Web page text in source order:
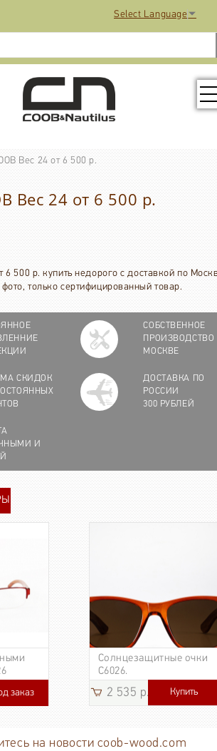
Select Language ▼
Вес 24 от 6 500 р.
Вес 24 от 6 500 р.
6 500 р. купить недорого с доставкой по
только сертифицированный товар.
СОБСТВЕННОЕ
ПРОИЗВОДСТВО
МОСКВЕ
СКИДОК
ДОСТАВКА ПО
РОССИИ
300 РУБЛЕЙ
И
заказ
Солнцезащитные очки
C6026.
2 535 р. 3 185
Купить
на новости coob-wood.com